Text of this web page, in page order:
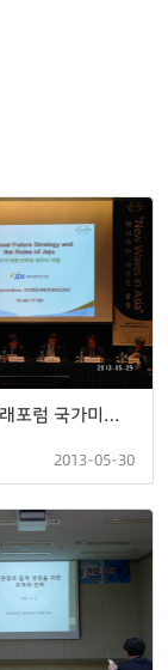
제8회 제주미래포럼 국가미래전략과 제주의 역할
2013-05-30